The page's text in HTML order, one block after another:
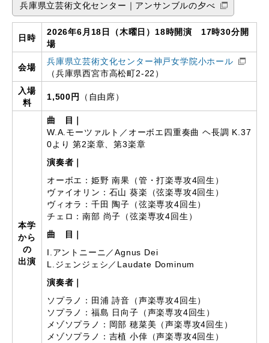
兵庫県立芸術文化センター｜アンサンブルの夕べ
日時
2026年6月18日（木曜日）18時開演 17時30分開
場
会場
兵庫県立芸術文化センター神戸女学院小ホール
（兵庫県西宮市高松町2-22）
入場
料
1,500円 （自由席）
本学
から
の
出演
曲 目｜
W.A.モーツァルト／オーボエ四重奏曲 ヘ長調 K.37
0より 第2楽章、第3楽章
演奏者｜
オーボエ：姫野 南果（管・打楽専攻4回生）
ヴァイオリン：石山 葵楽（弦楽専攻4回生）
ヴィオラ：千田 陶子（弦楽専攻4回生）
チェロ：南部 尚子（弦楽専攻4回生）
曲 目｜
I.アントニーニ／Agnus Dei
L.ジェンジェシ／Laudate Dominum
演奏者｜
ソプラノ：田浦 詩音（声楽専攻4回生）
ソプラノ：福島 日向子（声楽専攻4回生）
メゾソプラノ：岡部 穂菜美（声楽専攻4回生）
メゾソプラノ：吉植 小倖（声楽専攻4回生）